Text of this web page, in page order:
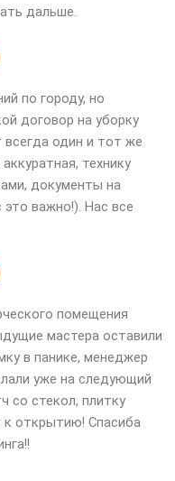
дальше.
по городу, но
договор на уборку
один и тот же
технику
документы на
важно!). Нас все
помещения
мастера оставили
в панике, менеджер
уже на следующий
со стекол, плитку
к открытию! Спасиба